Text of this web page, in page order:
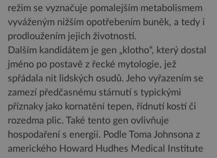
režim se vyznačuje pomalejším metabolismem
vyváženým nižším opotřebením buněk, a tedy i
prodloužením jejich životnosti.
Dalším kandidátem je gen „klotho“, který dostal
jméno po postavě z řecké mytologie, jež
spřádala nit lidských osudů. Jeho vyřazením se
zamezí předčasnému stárnutí s typickými
příznaky jako kornatění tepen, řídnutí kostí či
rozedma plic. Také tento gen ovlivňuje
hospodaření s energií. Podle Toma Johnsona z
amerického Howard Hudhes Medical Institute